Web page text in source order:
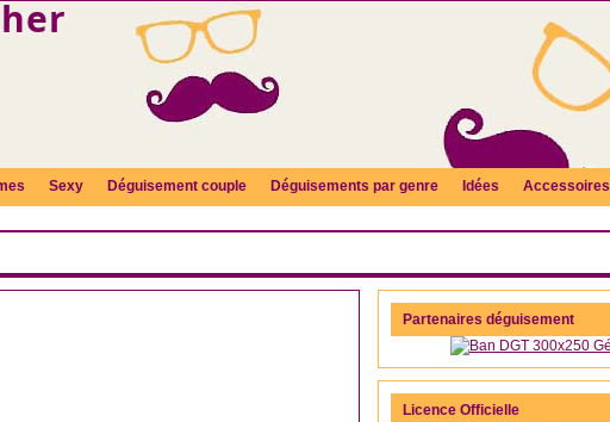
Sexy Déguisement couple Déguisements par genre Idées Accessoires
Partenaires déguisement
Licence Officielle